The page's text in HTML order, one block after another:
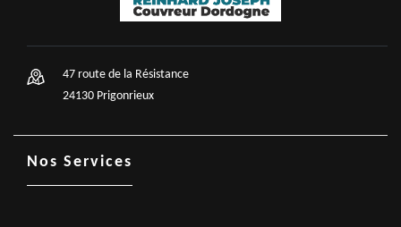
47 route de la Résistance
24130 Prigonrieux
Nos Services